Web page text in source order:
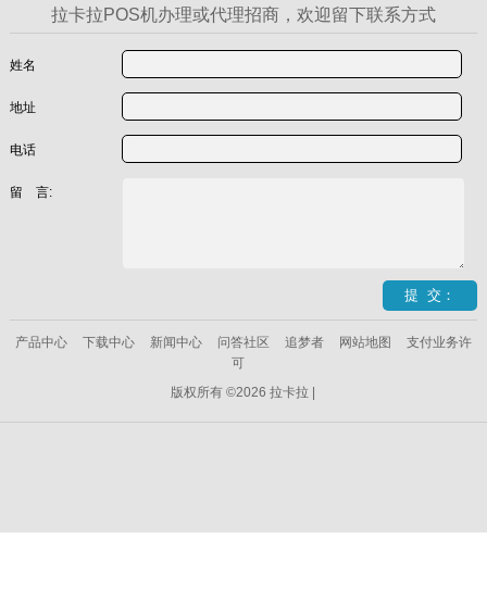
拉卡拉POS机办理或代理招商，欢迎留下联系方式
姓名
地址
电话
留 言:
产品中心 下载中心 新闻中心 问答社区 追梦者 网站地图
支付业务许
可
版权所有 ©2026 拉卡拉 |